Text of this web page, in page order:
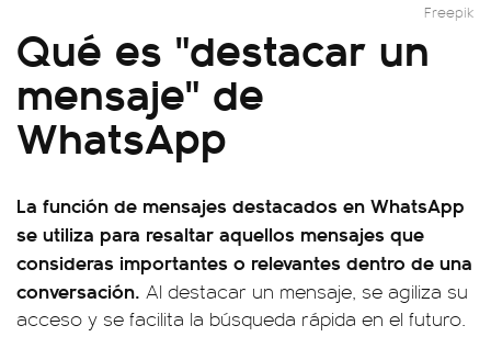
Freepik
Qué es "destacar un
mensaje" de
WhatsApp
La función de mensajes destacados en WhatsApp
se utiliza para resaltar aquellos mensajes que
consideras importantes o relevantes dentro de una
conversación. Al destacar un mensaje, se agiliza su
acceso y se facilita la búsqueda rápida en el futuro.